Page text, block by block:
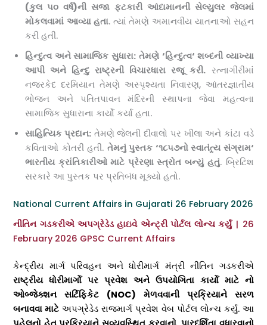
(કુલ ૫૦ વર્ષ)ની સજા ફટકારી આંદામાનની સેલ્યુલર જેલમાં
મોકલવામાં આવ્યા હતા. ત્યાં તેમણે અમાનવીય યાતનાઓ સહન
કરી હતી.
હિન્દુત્વ અને સામાજિક સુધારા: તેમણે ‘હિન્દુત્વ‘શબ્દની વ્યાખ્યા
આપી અને હિન્દુ રાષ્ટ્રની વિચારધારા રજૂ કરી.રત્નાગીરીમાં
નજરકેદ દરમિયાન તેમણે અસ્પૃશ્યતા નિવારણ, આંતરજ્ઞાતીય
ભોજન અને પતિતપાવન મંદિરની સ્થાપના જેવા મહત્વના
સામાજિક સુધારાના કાર્યો કર્યા હતા.
સાહિત્યિક પ્રદાન: તેમણે જેલની દીવાલો પર ખીલા અને કાંટા વડે
કવિતાઓ કોતરી હતી. તેમનું પુસ્તક ‘૧૮૫૭નો સ્વાતંત્ર્ય સંગ્રામ‘
ભારતીય ક્રાંતિકારીઓ માટે પ્રેરણા સ્ત્રોત બન્યું હતું. બ્રિટિશ
સરકારે આ પુસ્તક પર પ્રતિબંધ મૂક્યો હતો.
National Current Affairs in Gujarati 26 February 2026
નીતિન ગડકરીએ અપગ્રેડેડ હાઇવે એન્ટ્રી પોર્ટલ લોન્ચ કર્યું| 26
February 2026 GPSC Current Affairs
કેન્દ્રીય માર્ગ પરિવહન અને ધોરીમાર્ગ મંત્રી નીતિન ગડકરીએ
રાષ્ટ્રીય ધોરીમાર્ગો પર પ્રવેશ અને ઉપયોગિતા કાર્યો માટે નો
ઓબ્જેક્શન સર્ટિફિકેટ (NOC) મેળવવાની પ્રક્રિયાને સરળ
બનાવવા માટે અપગ્રેડેડ રાજમાર્ગ પ્રવેશ વેબ પોર્ટલ લોન્ચ કર્યું. આ